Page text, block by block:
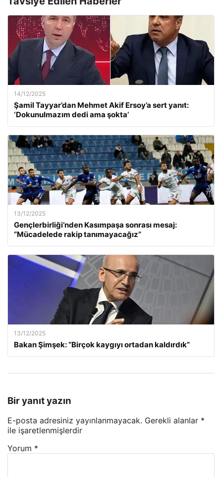
14/12/2025
Şamil Tayyar’dan Mehmet Akif Ersoy’a sert yanıt:
‘Dokunulmazım dedi ama şokta’
13/12/2025
Gençlerbirliği’nden Kasımpaşa sonrası mesaj:
“Mücadelede rakip tanımayacağız”
13/12/2025
Bakan Şimşek: “Birçok kaygıyı ortadan kaldırdık”
Bir yanıt yazın
E-posta adresiniz yayınlanmayacak. Gerekli alanlar *
ile işaretlenmişlerdir
Yorum *